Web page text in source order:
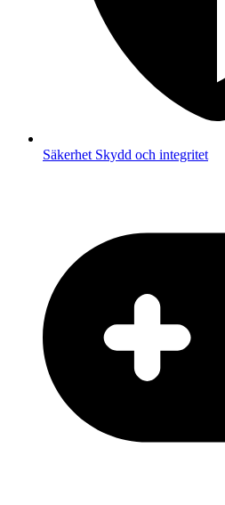
Säkerhet Skydd och integritet